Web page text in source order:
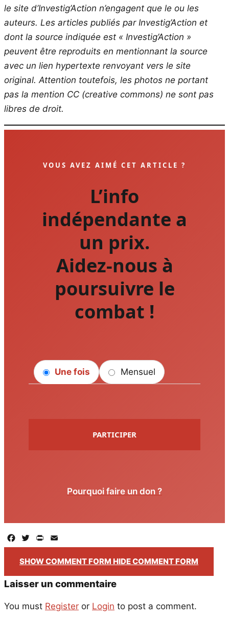
le site d’Investig’Action n’engagent que le ou les
auteurs. Les articles publiés par Investig’Action et
dont la source indiquée est « Investig’Action »
peuvent être reproduits en mentionnant la source
avec un lien hypertexte renvoyant vers le site
original. Attention toutefois, les photos ne portant
pas la mention CC (creative commons) ne sont pas
libres de droit.
VOUS AVEZ AIMÉ CET ARTICLE ?
L’info
indépendante a
un prix.
Aidez-nous à
poursuivre le
combat !
Une fois Mensuel
PARTICIPER
Pourquoi faire un don ?
Facebook
TwitterPrintFriendly
SHOW COMMENT FORM HIDE COMMENT FORM
Laisser un commentaire
You must Register or Login to post a comment.